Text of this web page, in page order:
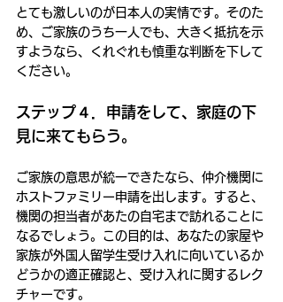
とても激しいのが日本人の実情です。そのた
め、ご家族のうち一人でも、大きく抵抗を示
すようなら、くれぐれも慎重な判断を下して
ください。
ステップ４．申請をして、家庭の下
見に来てもらう。
ご家族の意思が統一できたなら、仲介機関に
ホストファミリー申請を出します。すると、
機関の担当者があたの自宅まで訪れることに
なるでしょう。この目的は、あなたの家屋や
家族が外国人留学生受け入れに向いているか
どうかの適正確認と、受け入れに関するレク
チャーです。